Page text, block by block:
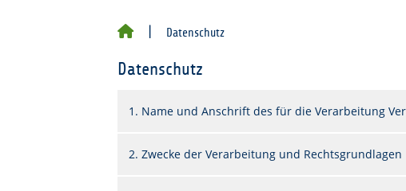
Datenschutz
Datenschutz
1. Name und Anschrift des für die Verarbeitung
2. Zwecke der Verarbeitung und Rechtsgrundlagen